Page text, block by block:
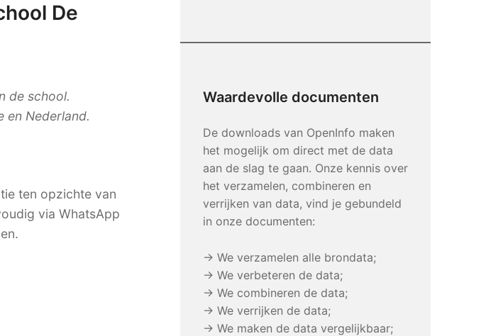
De
de school.
en Nederland.
ten opzichte van
via WhatsApp
Waardevolle documenten
De downloads van OpenInfo maken
het mogelijk om direct met de data
aan de slag te gaan. Onze kennis over
het verzamelen, combineren en
verrijken van data, vind je gebundeld
in onze documenten:
→ We verzamelen alle brondata;
→ We verbeteren de data;
→ We combineren de data;
→ We verrijken de data;
→ We maken de data vergelijkbaar;